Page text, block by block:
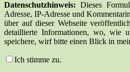
Datenschutzhinweis: Dieses
Adresse, IP-Adresse und
über auf dieser Webseite
detaillierte Informationen, wo, wie
speichere, wirf bitte einen Blick in
Ich stimme zu.